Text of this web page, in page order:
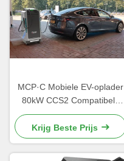
MCP·C Mobiele EV-oplader
80kW CCS2 Compatibele
geïntegreerde batterij Smart
OCPP Control Charging
Interface CCS1
Krijg Beste Prijs